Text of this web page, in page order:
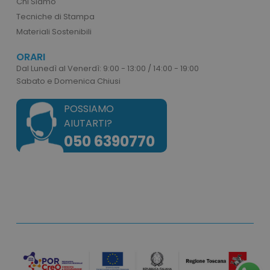
Tecniche di Stampa
Materiali Sostenibili
ORARI
Dal Lunedì al Venerdì: 9:00 - 13:00 / 14:00 - 19:00
Sabato e Domenica Chiusi
POSSIAMO
AIUTARTI?
050 6390770
necessari.
Nome
private_content_version